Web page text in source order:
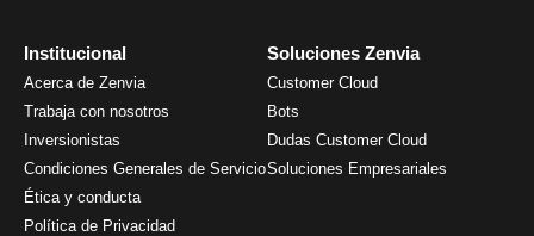
Institucional
Acerca de Zenvia
Trabaja con nosotros
Inversionistas
Condiciones Generales de Servicio
Ética y conducta
Política de Privacidad
Soluciones Zenvia
Customer Cloud
Bots
Dudas Customer Cloud
Soluciones Empresariales